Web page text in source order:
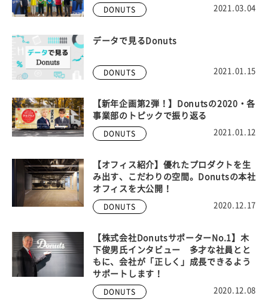
DONUTS 2021.03.04
DONUTS 2021.01.15
データで見るDonuts
DONUTS 2021.01.12
【新年企画第2弾！】Donutsの2020・各
事業部のトピックで振り返る
DONUTS 2020.12.17
【オフィス紹介】優れたプロダクトを生
み出す、こだわりの空間。Donutsの本社
オフィスを大公開！
DONUTS 2020.12.08
【株式会社DonutsサポーターNo.1】木
下俊男氏インタビュー 多才な社員とと
もに、会社が「正しく」成長できるよう
サポートします！